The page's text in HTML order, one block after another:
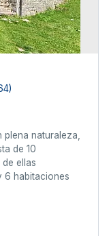
naturaleza,
de 10
ellas
6 habitaciones